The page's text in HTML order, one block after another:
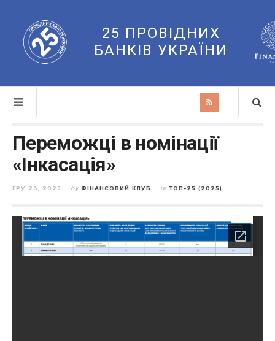
25 ПРОВІДНИХ
БАНКІВ УКРАЇНИ
Переможці в номінації
«Інкасація»
ГРУ 23, 2025 by ФІНАНСОВИЙ КЛУБ in ТОП-25 (2025)